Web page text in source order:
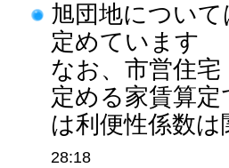
旭団地につい
定めています
なお、市営住
定める家賃算
は利便性係数
28:18